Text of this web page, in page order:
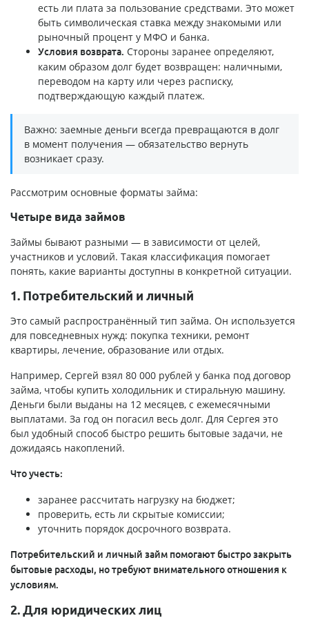
есть ли плата за пользование средствами. Это может
быть символическая ставка между знакомыми или
рыночный процент у МФО и банка.
Условия возврата. Стороны заранее определяют,
каким образом долг будет возвращен: наличными,
переводом на карту или через расписку,
подтверждающую каждый платеж.
Важно: заемные деньги всегда превращаются в долг
в момент получения — обязательство вернуть
возникает сразу.
Рассмотрим основные форматы займа:
Четыре вида займов
Займы бывают разными — в зависимости от целей,
участников и условий. Такая классификация помогает
понять, какие варианты доступны в конкретной ситуации.
1. Потребительский и личный
Это самый распространённый тип займа. Он используется
для повседневных нужд: покупка техники, ремонт
квартиры, лечение, образование или отдых.
Например, Сергей взял 80 000 рублей у банка под договор
займа, чтобы купить холодильник и стиральную машину.
Деньги были выданы на 12 месяцев, с ежемесячными
выплатами. За год он погасил весь долг. Для Сергея это
был удобный способ быстро решить бытовые задачи, не
дожидаясь накоплений.
Что учесть:
заранее рассчитать нагрузку на бюджет;
проверить, есть ли скрытые комиссии;
уточнить порядок досрочного возврата.
Потребительский и личный займ помогают быстро закрыть
бытовые расходы, но требуют внимательного отношения к
условиям.
2. Для юридических лиц